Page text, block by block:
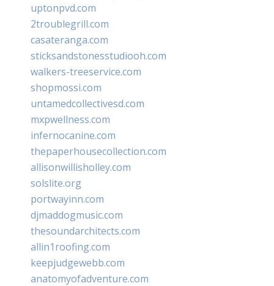
uptonpvd.com
2troublegrill.com
casateranga.com
sticksandstonesstudiooh.com
walkers-treeservice.com
shopmossi.com
untamedcollectivesd.com
mxpwellness.com
infernocanine.com
thepaperhousecollection.com
allisonwillisholley.com
solslite.org
portwayinn.com
djmaddogmusic.com
thesoundarchitects.com
allin1roofing.com
keepjudgewebb.com
anatomyofadventure.com